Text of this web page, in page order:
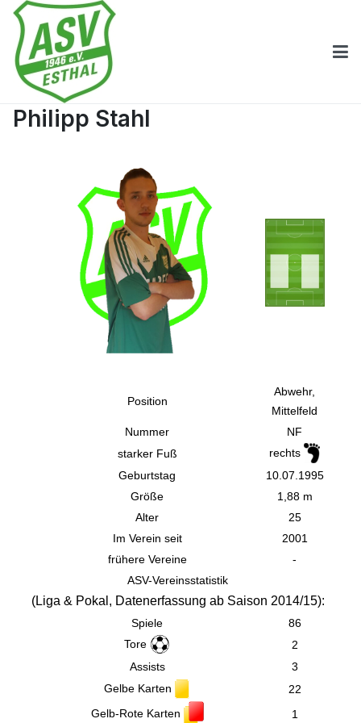
Philipp Stahl
Position
Abwehr,
Mittelfeld
Nummer
NF
starker Fuß
rechts
Geburtstag
10.07.1995
Größe
1,88 m
Alter
25
Im Verein seit
2001
frühere Vereine
-
ASV-Vereinsstatistik
(Liga & Pokal, Datenerfassung ab Saison 2014/15):
Spiele
86
Tore
2
Assists
3
Gelbe Karten
22
Gelb-Rote Karten
1